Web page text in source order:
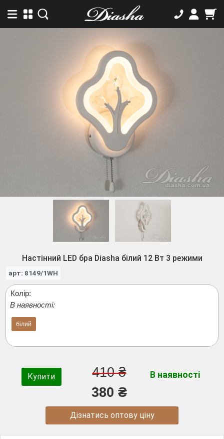
Настінний LED бра Diasha білий 12 Вт 3 режими
арт: 8149/1WH
Колір:
В наявності:
білий
Купити
410 ₴
380 ₴
В наявності
Дізнатись оптову ціну